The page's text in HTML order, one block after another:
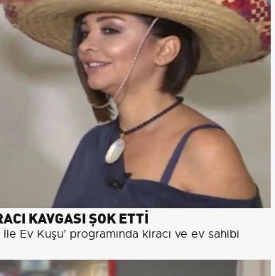
KAVGASI ŞOK ETTİ
İle Ev Kuşu’ programında kiracı ve ev sahibi